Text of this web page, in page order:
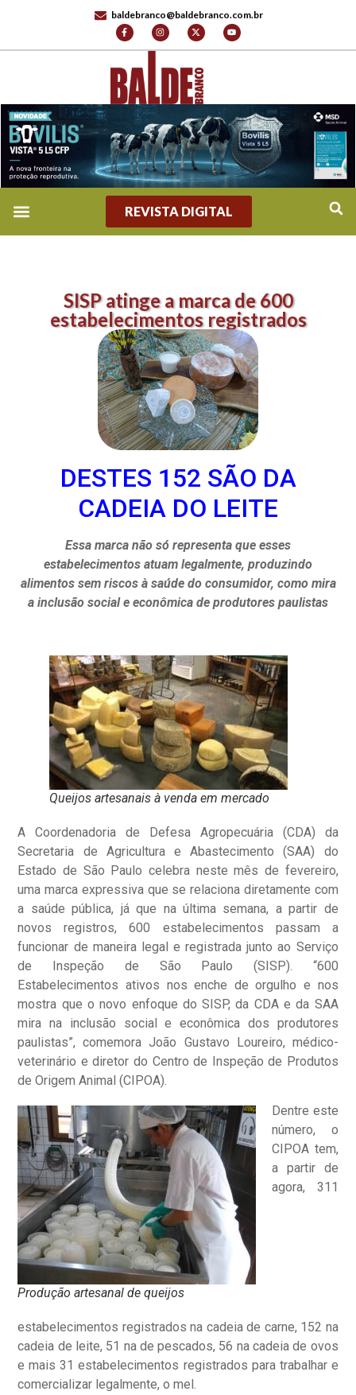
baldebranco@baldebranco.com.br
REVISTA DIGITAL
SISP atinge a marca de 600
estabelecimentos registrados
DESTES 152 SÃO DA
CADEIA DO LEITE
Essa marca não só representa que esses
estabelecimentos atuam legalmente, produzindo
alimentos sem riscos à saúde do consumidor, como mira
a inclusão social e econômica de produtores paulistas
Queijos artesanais à venda em mercado
A Coordenadoria de Defesa Agropecuária (CDA) da
Secretaria de Agricultura e Abastecimento (SAA) do
Estado de São Paulo celebra neste mês de fevereiro,
uma marca expressiva que se relaciona diretamente com
a saúde pública, já que na última semana, a partir de
novos registros, 600 estabelecimentos passam a
funcionar de maneira legal e registrada junto ao Serviço
de Inspeção de São Paulo (SISP). “600
Estabelecimentos ativos nos enche de orgulho e nos
mostra que o novo enfoque do SISP, da CDA e da SAA
mira na inclusão social e econômica dos produtores
paulistas”, comemora João Gustavo Loureiro, médico-
veterinário e diretor do Centro de Inspeção de Produtos
de Origem Animal (CIPOA).
Produção artesanal de queijos
Dentre este
número, o
CIPOA tem,
a partir de
agora, 311
estabelecimentos registrados na cadeia de carne, 152 na
cadeia de leite, 51 na de pescados, 56 na cadeia de ovos
e mais 31 estabelecimentos registrados para trabalhar e
comercializar legalmente, o mel.